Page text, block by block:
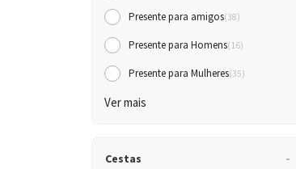
Presente para amigos(38)
Presente para Homens(16)
Presente para Mulheres(35)
Ver mais
Cestas